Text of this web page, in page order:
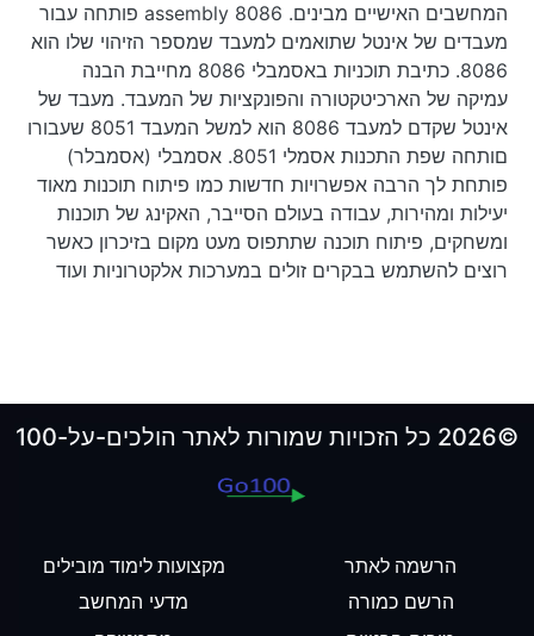
המחשבים האישיים מבינים. assembly 8086 פותחה עבור
מעבדים של אינטל שתואמים למעבד שמספר הזיהוי שלו הוא
8086. כתיבת תוכניות באסמבלי 8086 מחייבת הבנה
עמיקה של הארכיטקטורה והפונקציות של המעבד. מעבד של
אינטל שקדם למעבד 8086 הוא למשל המעבד 8051 שעבורו
םותחה שפת התכנות אסמלי 8051. אסמבלי (אסמבלר)
פותחת לך הרבה אפשרויות חדשות כמו פיתוח תוכנות מאוד
יעילות ומהירות, עבודה בעולם הסייבר, האקינג של תוכנות
ומשחקים, פיתוח תוכנה שתתפוס מעט מקום בזיכרון כאשר
רוצים להשתמש בבקרים זולים במערכות אלקטרוניות ועוד
©2026 כל הזכויות שמורות לאתר הולכים-על-100
הרשמה לאתר
הרשם כמורה
מקצועות לימוד מובילים
מדעי המחשב